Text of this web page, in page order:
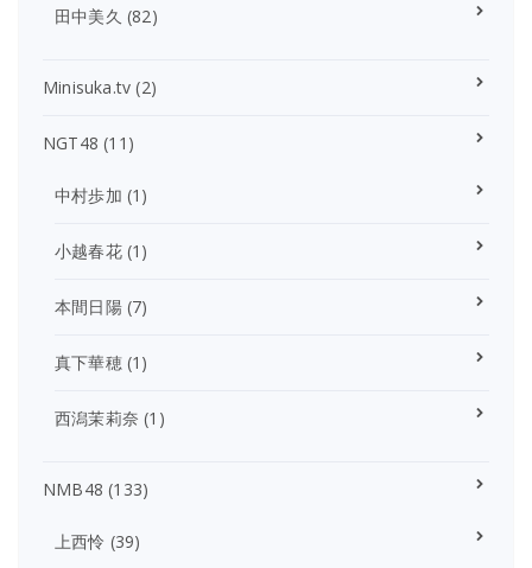
田中美久 (82)
Minisuka.tv (2)
NGT48 (11)
中村歩加 (1)
小越春花(1)
本間日陽(7)
真下華穂(1)
西潟茉莉奈 (1)
NMB48 (133)
上西怜 (39)